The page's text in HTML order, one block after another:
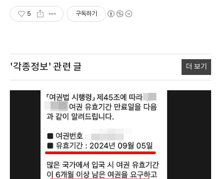
5 구독하기
'각종정보' 관련 글 더 보기